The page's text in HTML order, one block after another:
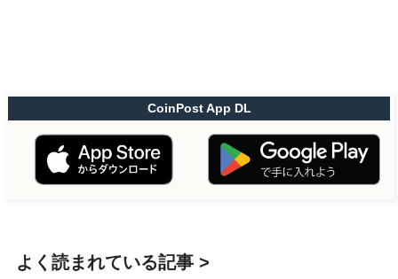
CoinPost App DL
よく読まれている記事